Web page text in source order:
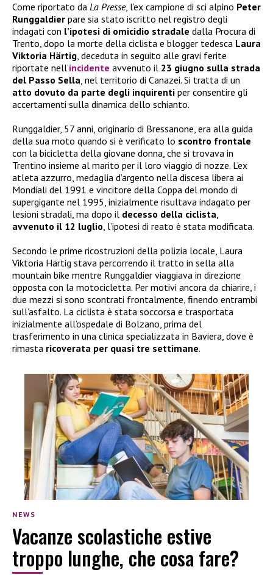
Come riportato da La Presse, l’ex campione di sci alpino Peter
Runggaldier pare sia stato iscritto nel registro degli
indagati con l’ipotesi di omicidio stradale dalla Procura di
Trento, dopo la morte della ciclista e blogger tedesca Laura
Viktoria Härtig, deceduta in seguito alle gravi ferite
riportate nell’incidente avvenuto il 23 giugno sulla strada
del Passo Sella, nel territorio di Canazei. Si tratta di un
atto dovuto da parte degli inquirenti per consentire gli
accertamenti sulla dinamica dello schianto.
Runggaldier, 57 anni, originario di Bressanone, era alla guida
della sua moto quando si è verificato lo scontro frontale
con la bicicletta della giovane donna, che si trovava in
Trentino insieme al marito per il loro viaggio di nozze. L’ex
atleta azzurro, medaglia d’argento nella discesa libera ai
Mondiali del 1991 e vincitore della Coppa del mondo di
supergigante nel 1995, inizialmente risultava indagato per
lesioni stradali, ma dopo il decesso della ciclista,
avvenuto il 12 luglio, l’ipotesi di reato è stata modificata.
Secondo le prime ricostruzioni della polizia locale, Laura
Viktoria Härtig stava percorrendo il tratto in sella alla
mountain bike mentre Runggaldier viaggiava in direzione
opposta con la motocicletta. Per motivi ancora da chiarire, i
due mezzi si sono scontrati frontalmente, finendo entrambi
sull’asfalto. La ciclista è stata soccorsa e trasportata
inizialmente all’ospedale di Bolzano, prima del
trasferimento in una clinica specializzata in Baviera, dove è
rimasta ricoverata per quasi tre settimane.
NEWS
Vacanze scolastiche estive
troppo lunghe, che cosa fare?